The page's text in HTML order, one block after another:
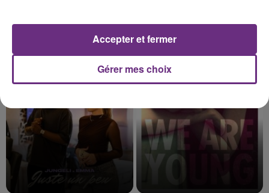
Imagine Catch & Release
23h48
23h48 23h45
23h45
Gérer mes choix
Accepter et fermer